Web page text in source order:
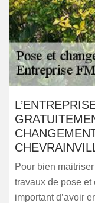
Pour bien
travaux de pose et
important d’avoir